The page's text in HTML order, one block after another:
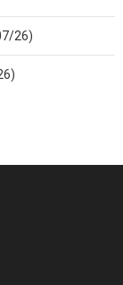
26)